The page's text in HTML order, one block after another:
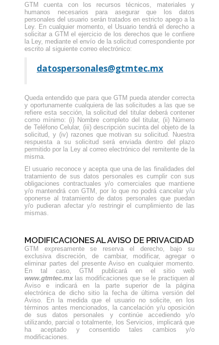
GTM cuenta con los recursos técnicos, materiales y
humanos necesarios para asegurar que los datos
personales del usuario serán tratados en estricto apego a la
Ley. En cualquier momento, el Usuario tendrá el derecho a
solicitar a GTM el ejercicio de los derechos que le confiere
la Ley, mediante el envío de la solicitud correspondiente por
escrito al siguiente correo electrónico:
datospersonales@gtmtec.mx
Queda entendido que para que GTM pueda atender correcta
y oportunamente cualquiera de las solicitudes a las que se
refiere esta sección, la solicitud del titular deberá contener
como mínimo: (i) Nombre completo del titular, (ii) Número
de Teléfono Celular, (iii) descripción sucinta del objeto de la
solicitud, y (iv) razones que motivan su solicitud. Nuestra
respuesta a su solicitud será enviada dentro del plazo
permitido por la Ley al correo electrónico del remitente de la
misma.
El usuario reconoce y acepta que una de las finalidades del
tratamiento de sus datos personales es cumplir con sus
obligaciones contractuales y/o comerciales que mantiene
y/o mantendrá con GTM, por lo que no podrá cancelar y/u
oponerse al tratamiento de datos personales que puedan
y/o pudieran afectar y/o restringir el cumplimiento de las
mismas.
MODIFICACIONES AL AVISO DE PRIVACIDAD
GTM expresamente se reserva el derecho, bajo su
exclusiva discreción, de cambiar, modificar, agregar o
eliminar partes del presente Aviso en cualquier momento.
En tal caso, GTM publicará en el sitio web
www.gtmtec.mx las modificaciones que se le practiquen al
Aviso e indicará en la parte superior de la página
electrónica de dicho sitio la fecha de última versión del
Aviso. En la medida que el usuario no solicite, en los
términos antes mencionados, la cancelación y/u oposición
de sus datos personales y continúe accediendo y/o
utilizando, parcial o totalmente, los Servicios, implicará que
ha aceptado y consentido tales cambios y/o
modificaciones.